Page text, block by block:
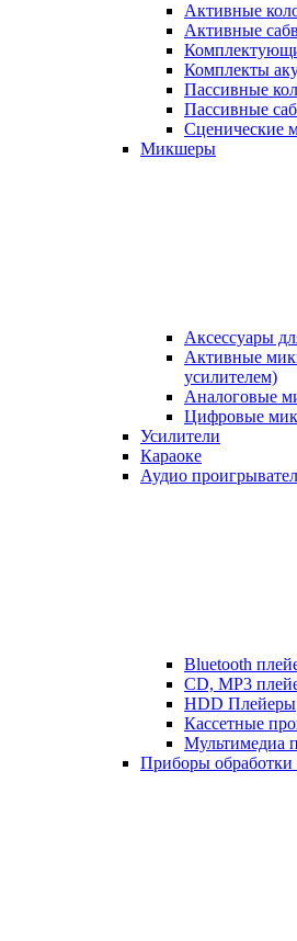
Активные
Активные
Комплекты
Пассивные
Пассивные
Сценические
Микшеры
Аксессуары
Активные
усилителем)
Аналоговые
Цифровые
Усилители
Караоке
Аудио
Bluetooth
CD, MP3
HDD Плейеры
Кассетные
Мультимедиа
Приборы обработки